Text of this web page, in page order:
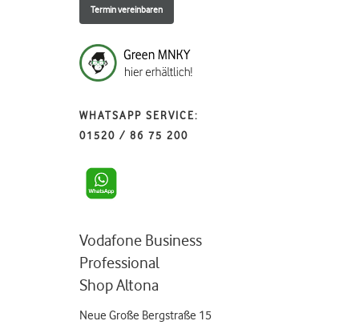
Termin vereinbaren
WHATSAPP SERVICE:
01520 / 86 75 200
Vodafone Business
Professional
Shop Altona
Neue Große Bergstraße 15